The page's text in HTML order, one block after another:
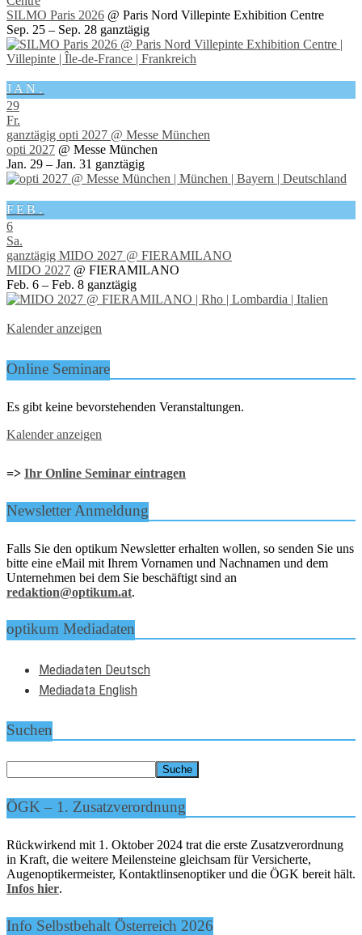
SILMO Paris 2026 @ Paris Nord Villepinte Exhibition Centre
Sep. 25 – Sep. 28 ganztägig
JAN.
29
Fr.
ganztägig opti 2027 @ Messe München
opti 2027 @ Messe München
Jan. 29 – Jan. 31 ganztägig
FEB.
6
Sa.
ganztägig MIDO 2027 @ FIERAMILANO
MIDO 2027 @ FIERAMILANO
Feb. 6 – Feb. 8 ganztägig
Kalender anzeigen
Online Seminare
Es gibt keine bevorstehenden Veranstaltungen.
Kalender anzeigen
=> Ihr Online Seminar eintragen
Newsletter Anmeldung
Falls Sie den optikum Newsletter erhalten wollen, so senden Sie uns
bitte eine eMail mit Ihrem Vornamen und Nachnamen und dem
Unternehmen bei dem Sie beschäftigt sind an
redaktion@optikum.at.
optikum Mediadaten
Mediadaten Deutsch
Mediadata English
Suchen
ÖGK – 1. Zusatzverordnung
Rückwirkend mit 1. Oktober 2024 trat die erste Zusatzverordnung
in Kraft, die weitere Meilensteine gleichsam für Versicherte,
Augenoptikermeister, Kontaktlinsenoptiker und die ÖGK bereit hält.
Infos hier.
Info Selbstbehalt Österreich 2026